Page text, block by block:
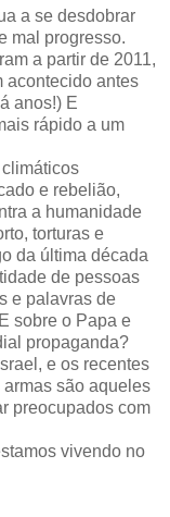
a se desdobrar
mal progresso.
a partir de 2011,
acontecido antes
anos!) E
rápido a um
e rebelião,
a humanidade
torturas e
da última década
de pessoas
e palavras de
sobre o Papa e
propaganda?
e os recentes
são aqueles
preocupados com
vivendo no